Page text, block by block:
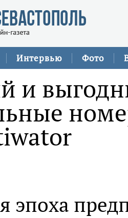
Интервью Фото
и
эпоха